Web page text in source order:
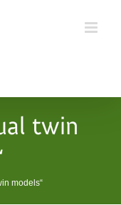
twin
models“